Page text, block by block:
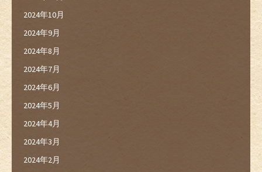
2024年10月
2024年9月
2024年8月
2024年7月
2024年6月
2024年5月
2024年4月
2024年3月
2024年2月